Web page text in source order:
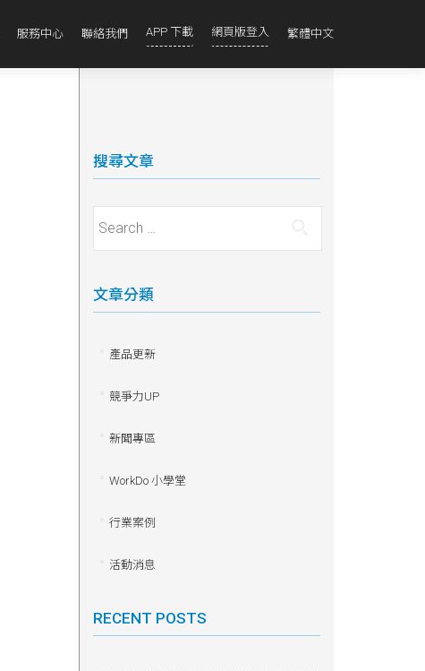
服務中心 聯絡我們 APP 下載 網頁版登入 繁體中文
搜尋文章
Search for:
文章分類
產品更新
競爭力UP
新聞專區
WorkDo 小學堂
行業案例
活動消息
RECENT POSTS